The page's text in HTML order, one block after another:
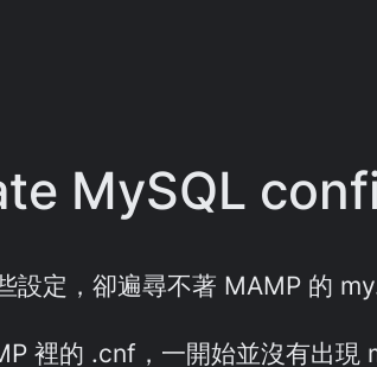
MySQL
設定，卻遍尋不著 MAMP 的
裡的 .cnf，一開始並沒有出現